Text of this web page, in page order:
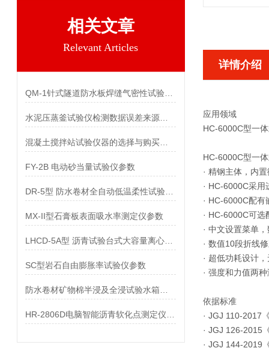
相关文章
Relevant Articles
FY-2B 电动砂当量试验仪参数
MX-II型石膏板表面吸水率测定仪参数
SC型岩石自由膨胀率试验仪参数
详情介绍
应用领域
HC-6000C型一
HC-6000C型一
· 精钢主体，内
· HC-6000C采
· HC-6000C配
· HC-6000C可
· 中文设置菜单
· 数值10段折线
· 超低功耗设计
· 强度和力值两
依据标准
· JGJ 110-2017
· JGJ 126-2015
· JGJ 144-2019